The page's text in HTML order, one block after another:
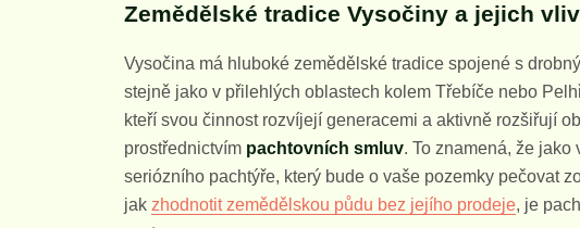
Zemědělské tradice Vysočiny a jejich
Vysočina má hluboké zemědělské tradice spojené s
stejně jako v přilehlých oblastech kolem Třebíče nebo
kteří svou činnost rozvíjejí generacemi a aktivně rozšiřují
prostřednictvím pachtovních smluv. To znamená, že
seriózního pachtýře, který bude o vaše pozemky pečovat
jak zhodnotit zemědělskou půdu bez jejího prodeje, je